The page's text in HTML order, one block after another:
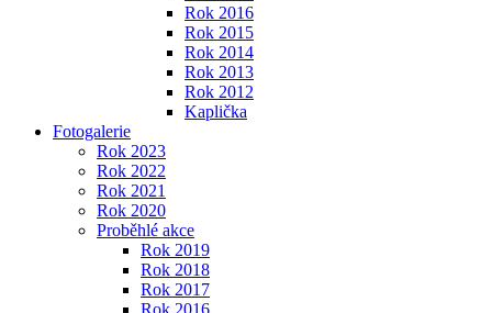
Rok 2016
Rok 2015
Rok 2014
Rok 2013
Rok 2012
Kaplička
Fotogalerie
Rok 2023
Rok 2022
Rok 2021
Rok 2020
Proběhlé akce
Rok 2019
Rok 2018
Rok 2017
Rok 2016